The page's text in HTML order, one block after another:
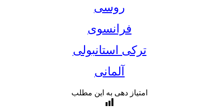
روسی
فرانسوی
ترکی استانبولی
آلمانی
امتیاز دهی به این مطلب